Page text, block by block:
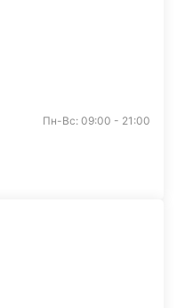
Пн-Вс: 09:00 - 21:00